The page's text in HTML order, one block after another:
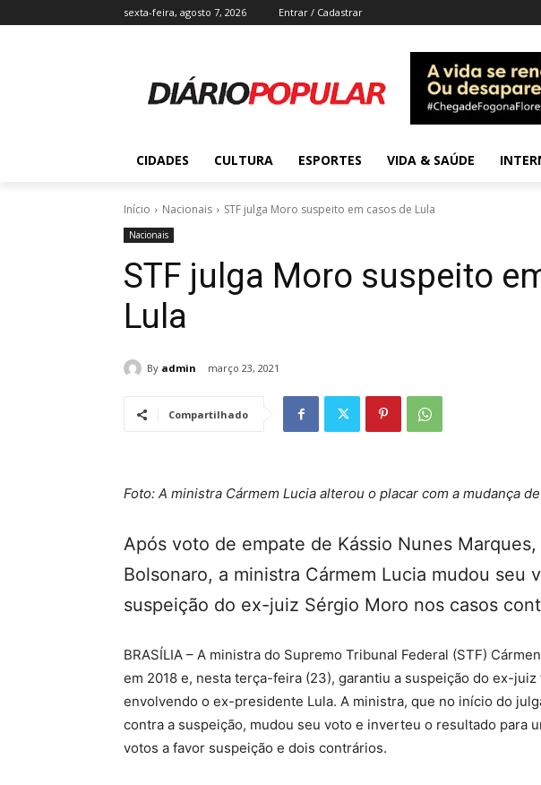
sexta-feira, agosto 7, 2026 Entrar / Cadastrar
CIDADES CULTURA ESPORTES VIDA & SAÚDE
Início Nacionais STF julga Moro suspeito em casos de Lula
Nacionais
STF julga Moro suspeito
Lula
By admin março 23, 2021
Compartilhado
Foto: A ministra Cármem Lucia alterou o placar com a mudança
Após voto de empate de Kássio Nunes
Bolsonaro, a ministra Cármem Lucia mudou seu
suspeição do ex-juiz Sérgio Moro nos casos
BRASÍLIA – A ministra do Supremo Tribunal Federal (STF)
em 2018 e, nesta terça-feira (23), garantiu a suspeição do ex-
envolvendo o ex-presidente Lula. A ministra, que no início do
contra a suspeição, mudou seu voto e inverteu o resultado para
votos a favor suspeição e dois contrários.